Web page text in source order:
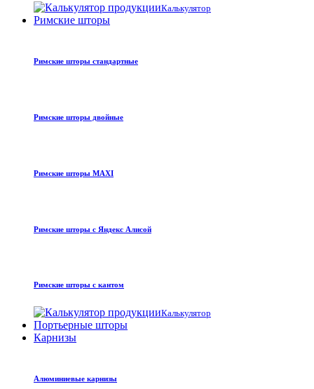
Калькулятор
Римские шторы
Римские шторы стандартные
Римские шторы двойные
Римские шторы MAXI
Римские шторы с Яндекс Алисой
Римские шторы с кантом
Калькулятор
Портьерные шторы
Карнизы
Алюминиевые карнизы